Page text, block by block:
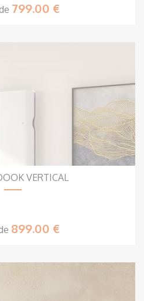
799.00 €
VERTICAL
899.00 €